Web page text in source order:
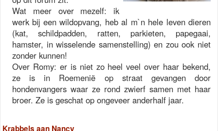
Wat meer over mezelf: ik
werk bij een wildopvang, heb al m`n hele leven dieren
(kat, schildpadden, ratten, parkieten, papegaai,
hamster, in wisselende samenstelling) en zou ook niet
zonder kunnen!
Over Romy: er is niet zo heel veel over haar bekend,
ze is in Roemenië op straat gevangen door
hondenvangers waar ze rond zwierf samen met haar
broer. Ze is geschat op ongeveer anderhalf jaar.
Krabbels aan Nancy